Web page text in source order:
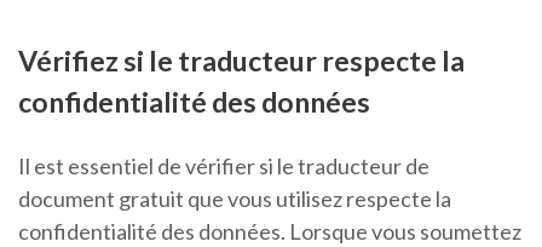
Vérifiez si le traducteur respecte la
confidentialité des données
Il est essentiel de vérifier si le traducteur de
document gratuit que vous utilisez respecte la
confidentialité des données. Lorsque vous soumettez